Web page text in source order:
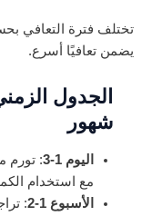
تختلف فترة التعافي
يضمن تعافيًا أسرع.
الجدول
شهور
اليوم 1-3
: تورم
مع استخدام
الأسبوع 1-2
: